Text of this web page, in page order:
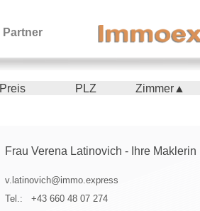
Partner
Preis PLZ Zimmer▲
Frau Verena Latinovich - Ihre Maklerin
v.latinovich@immo.express
Tel.:
+43 660 48 07 274